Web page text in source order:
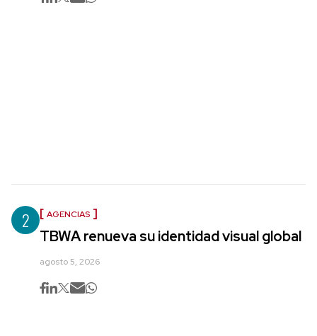
2 AGENCIAS
TBWA renueva su identidad visual global
agosto 5, 2026